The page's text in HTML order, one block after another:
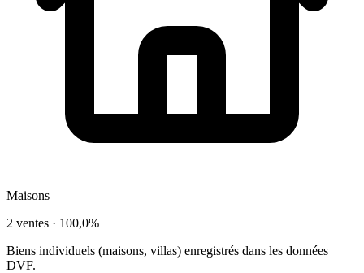
Maisons
2 ventes · 100,0%
Biens individuels (maisons, villas) enregistrés dans les données
DVF.